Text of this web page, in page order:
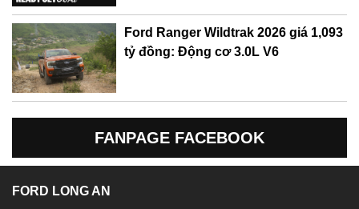
Ford Ranger Wildtrak 2026 giá 1,093
tỷ đồng: Động cơ 3.0L V6
FANPAGE FACEBOOK
FORD LONG AN